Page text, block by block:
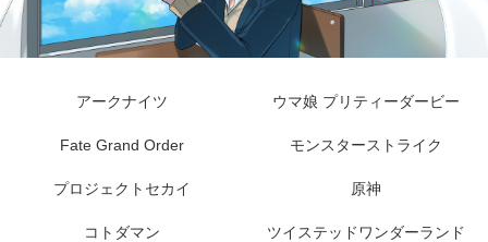
アークナイツ ウマ娘 プリティーダービー
Fate Grand Order モンスターストライク
プロジェクトセカイ 原神
コトダマン ツイステッドワンダーランド